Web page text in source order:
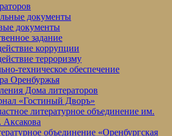
документы
документы
задание
коррупции
терроризму
техническое обеспечение
Оренбуржья
Дома литераторов
«Гостиный Дворъ»
литературное объединение им.
Аксакова
объединение «Оренбургская